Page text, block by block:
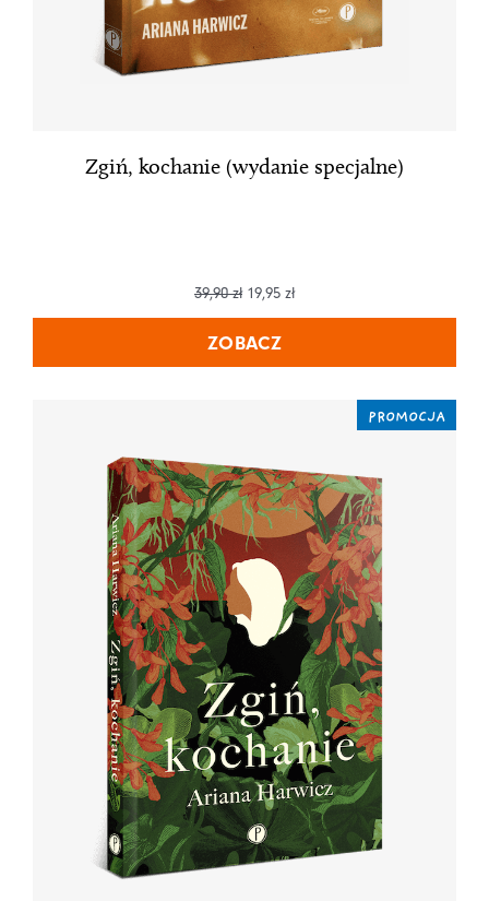
Zgiń, kochanie (wydanie specjalne)
39,90zł 19,95 zł
ZOBACZ
PROMOCJA